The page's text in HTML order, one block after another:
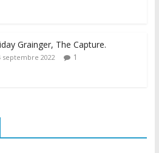
Grainger, The Capture.
septembre 2022 1